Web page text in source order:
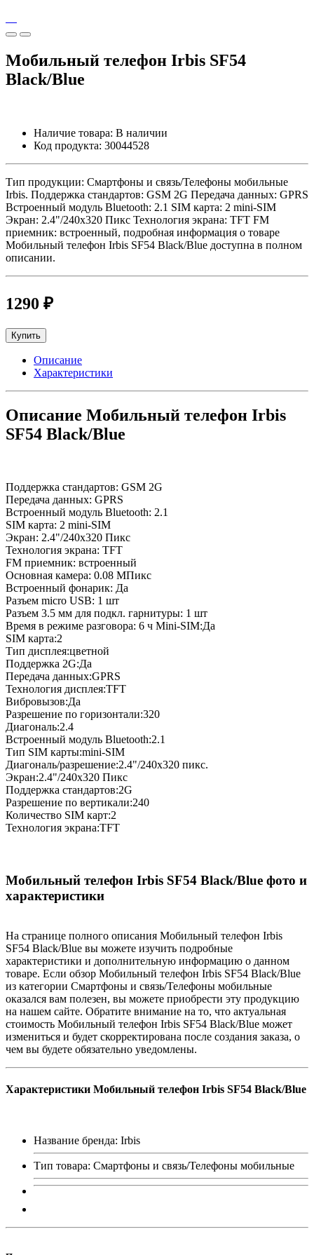
Мобильный телефон Irbis SF54
Black/Blue
Наличие товара: В наличии
Код продукта: 30044528
Тип продукции: Смартфоны и связь/Телефоны мобильные
Irbis. Поддержка стандартов: GSM 2G Передача данных: GPRS
Встроенный модуль Bluetooth: 2.1 SIM карта: 2 mini-SIM
Экран: 2.4"/240x320 Пикс Технология экрана: TFT FM
приемник: встроенный, подробная информация о товаре
Мобильный телефон Irbis SF54 Black/Blue доступна в полном
описании.
1290 ₽
Купить
Описание
Характеристики
Описание Мобильный телефон Irbis
SF54 Black/Blue
Поддержка стандартов: GSM 2G
Передача данных: GPRS
Встроенный модуль Bluetooth: 2.1
SIM карта: 2 mini-SIM
Экран: 2.4"/240x320 Пикс
Технология экрана: TFT
FM приемник: встроенный
Основная камера: 0.08 МПикс
Встроенный фонарик: Да
Разъем micro USB: 1 шт
Разъем 3.5 мм для подкл. гарнитуры: 1 шт
Время в режиме разговора: 6 ч Mini-SIM:Да
SIM карта:2
Тип дисплея:цветной
Поддержка 2G:Да
Передача данных:GPRS
Технология дисплея:TFT
Вибровызов:Да
Разрешение по горизонтали:320
Диагональ:2.4
Встроенный модуль Bluetooth:2.1
Тип SIM карты:mini-SIM
Диагональ/разрешение:2.4"/240х320 пикс.
Экран:2.4"/240x320 Пикс
Поддержка стандартов:2G
Разрешение по вертикали:240
Количество SIM карт:2
Технология экрана:TFT
Мобильный телефон Irbis SF54 Black/Blue фото и
характеристики
На странице полного описания Мобильный телефон Irbis
SF54 Black/Blue вы можете изучить подробные
характеристики и дополнительную информацию о данном
товаре. Если обзор Мобильный телефон Irbis SF54 Black/Blue
из категории Смартфоны и связь/Телефоны мобильные
оказался вам полезен, вы можете приобрести эту продукцию
на нашем сайте. Обратите внимание на то, что актуальная
стоимость Мобильный телефон Irbis SF54 Black/Blue может
измениться и будет скорректирована после создания заказа, о
чем вы будете обязательно уведомлены.
Характеристики Мобильный телефон Irbis SF54 Black/Blue
Название бренда: Irbis
Тип товара: Смартфоны и связь/Телефоны мобильные